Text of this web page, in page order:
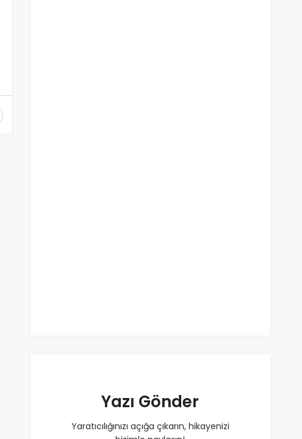
Yazı Gönder
Yaratıcılığınızı açığa çıkarın, hikayenizi